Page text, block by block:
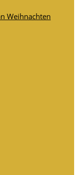
Weihnachten